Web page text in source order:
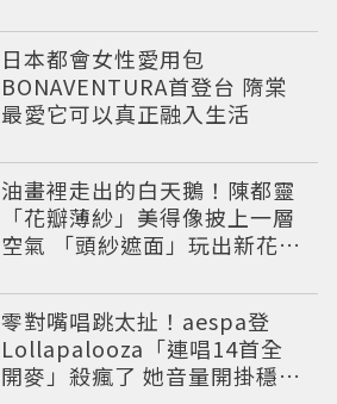
日本都會女性愛用包
BONAVENTURA首登台 隋棠
最愛它可以真正融入生活
油畫裡走出的白天鵝！陳都靈
「花瓣薄紗」美得像披上一層
空氣 「頭紗遮面」玩出新花樣
零對嘴唱跳太扯！aespa登
Lollapalooza「連唱14首全
開麥」殺瘋了 她音量開掛穩到